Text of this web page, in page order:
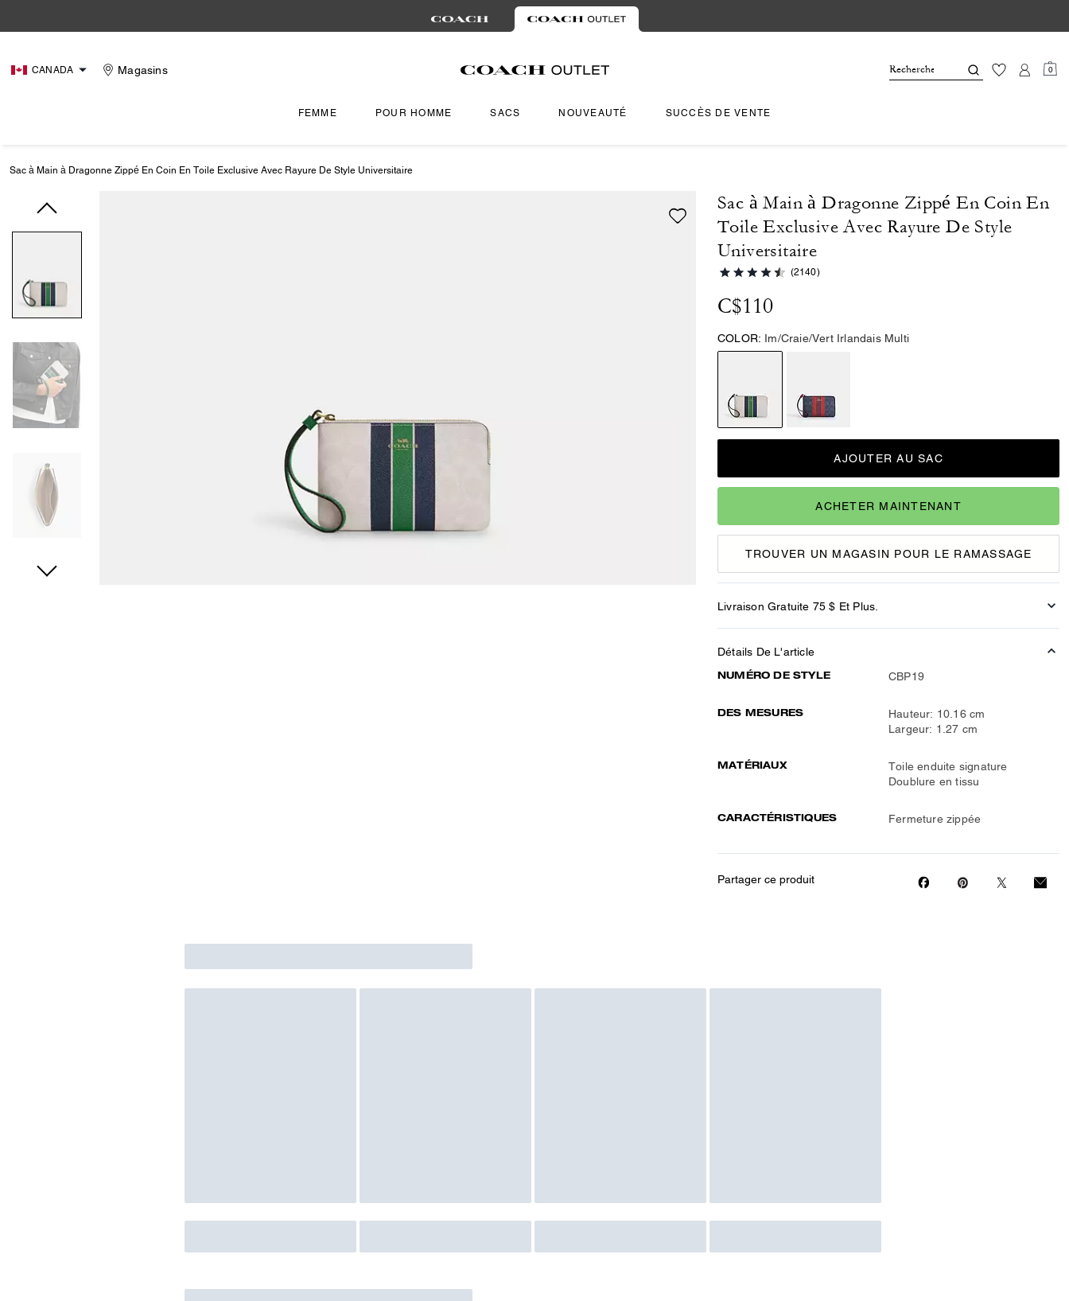
CANADA Magasins 0
FEMME POUR HOMME SACS NOUVEAUTÉ SUCCÈS DE VENTE
Sac à Main à Dragonne Zippé En Coin En Toile Exclusive Avec Rayure De Style Universitaire
Sac à Main à Dragonne Zippé En Coin En
Toile Exclusive Avec Rayure De Style
Universitaire
(2140)
C$110
COLOR: Im/Craie/Vert Irlandais Multi
AJOUTER AU SAC
ACHETER MAINTENANT
TROUVER UN MAGASIN POUR LE RAMASSAGE
Livraison Gratuite 75 $ Et Plus.
Détails De L'article
NUMÉRO DE STYLE CBP19
DES MESURES
Hauteur: 10.16 cm
Largeur: 1.27 cm
MATÉRIAUX
Toile enduite signature
Doublure en tissu
CARACTÉRISTIQUES Fermeture zippée
Partager ce produit